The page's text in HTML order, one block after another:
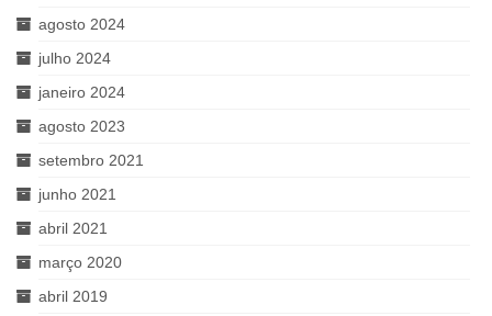
agosto 2024
julho 2024
janeiro 2024
agosto 2023
setembro 2021
junho 2021
abril 2021
março 2020
abril 2019